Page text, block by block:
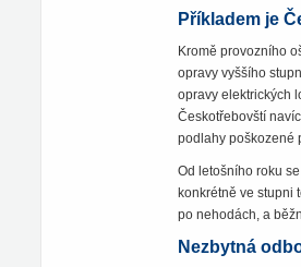
Příkladem je
Kromě provozního
opravy vyššího
opravy elektrických
Českotřebovští
podlahy poškozené
Od letošního roku
konkrétně ve stupni
po nehodách, a
Nezbytná